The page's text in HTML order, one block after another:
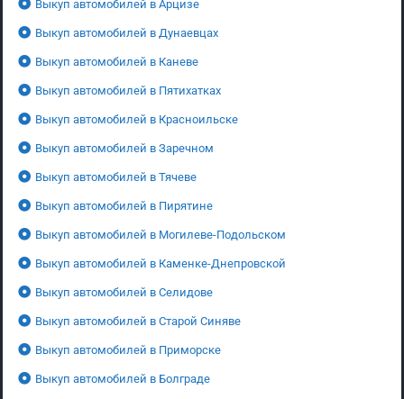
Выкуп автомобилей в Арцизе
Выкуп автомобилей в Дунаевцах
Выкуп автомобилей в Каневе
Выкуп автомобилей в Пятихатках
Выкуп автомобилей в Красноильске
Выкуп автомобилей в Заречном
Выкуп автомобилей в Тячеве
Выкуп автомобилей в Пирятине
Выкуп автомобилей в Могилеве-Подольском
Выкуп автомобилей в Каменке-Днепровской
Выкуп автомобилей в Селидове
Выкуп автомобилей в Старой Синяве
Выкуп автомобилей в Приморске
Выкуп автомобилей в Болграде